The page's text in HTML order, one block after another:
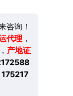
咨询！
代理 ，
产地证
175217